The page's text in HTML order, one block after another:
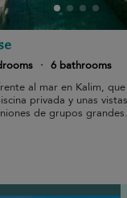
· 6 bathrooms
al mar en Kalim,
privada y unas
de grupos grandes.